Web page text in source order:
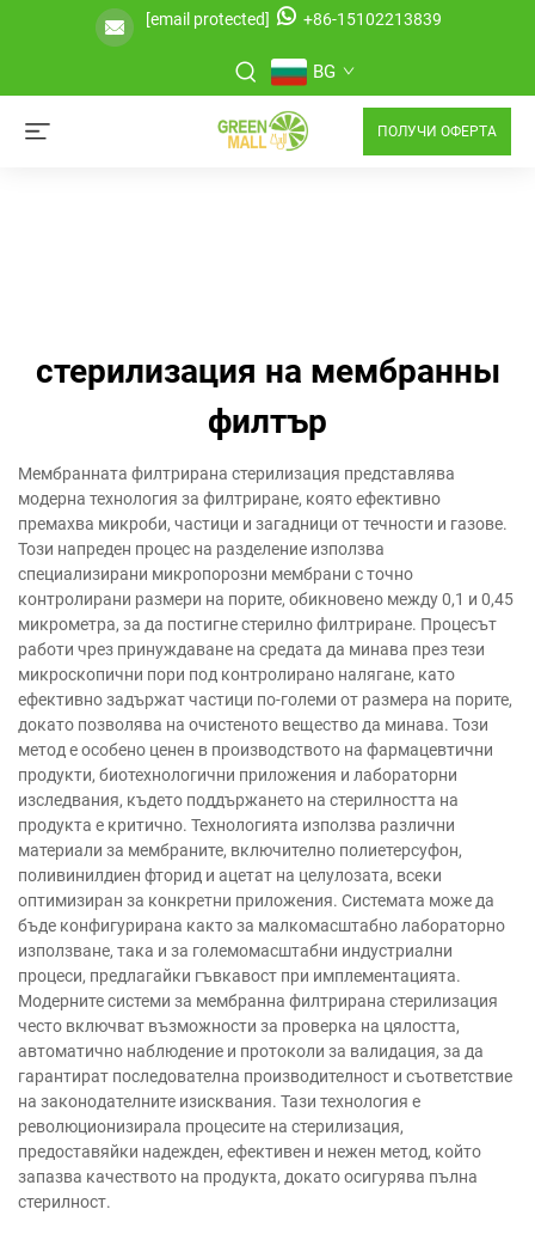
[email protected] +86-15102213839
BG
ПОЛУЧИ ОФЕРТА
стерилизация на мембранны
филтър
Мембранната филтрирана стерилизация представлява
модерна технология за филтриране, която ефективно
премахва микроби, частици и загадници от течности и газове.
Този напреден процес на разделение използва
специализирани микропорозни мембрани с точно
контролирани размери на порите, обикновено между 0,1 и 0,45
микрометра, за да постигне стерилно филтриране. Процесът
работи чрез принуждаване на средата да минава през тези
микроскопични пори под контролирано налягане, като
ефективно задържат частици по-големи от размера на порите,
докато позволява на очистеното вещество да минава. Този
метод е особено ценен в производството на фармацевтични
продукти, биотехнологични приложения и лабораторни
изследвания, където поддържането на стерилността на
продукта е критично. Технологията използва различни
материали за мембраните, включително полиетерсуфон,
поливинилдиен фторид и ацетат на целулозата, всеки
оптимизиран за конкретни приложения. Системата може да
бъде конфигурирана както за малкомасштабно лабораторно
използване, така и за големомасштабни индустриални
процеси, предлагайки гъвкавост при имплементацията.
Модерните системи за мембранна филтрирана стерилизация
често включват възможности за проверка на цялостта,
автоматично наблюдение и протоколи за валидация, за да
гарантират последователна производителност и съответствие
на законодателните изисквания. Тази технология е
революционизирала процесите на стерилизация,
предоставяйки надежден, ефективен и нежен метод, който
запазва качеството на продукта, докато осигурява пълна
стерилност.